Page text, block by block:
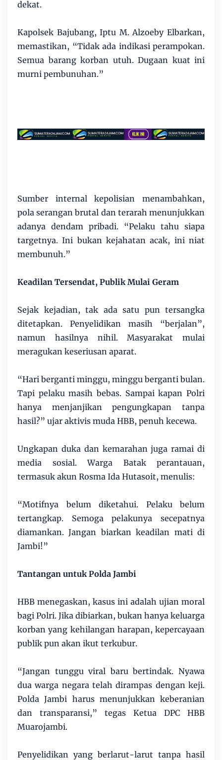
dekat.
Kapolsek Bajubang, Iptu M. Alzoeby Elbarkan,
memastikan, “Tidak ada indikasi perampokan.
Semua barang korban utuh. Dugaan kuat ini
murni pembunuhan.”
Sumber internal kepolisian menambahkan,
pola serangan brutal dan terarah menunjukkan
adanya dendam pribadi. “Pelaku tahu siapa
targetnya. Ini bukan kejahatan acak, ini niat
membunuh.”
Keadilan Tersendat, Publik Mulai Geram
Sejak kejadian, tak ada satu pun tersangka
ditetapkan. Penyelidikan masih “berjalan”,
namun hasilnya nihil. Masyarakat mulai
meragukan keseriusan aparat.
“Hari berganti minggu, minggu berganti bulan.
Tapi pelaku masih bebas. Sampai kapan Polri
hanya menjanjikan pengungkapan tanpa
hasil?” ujar aktivis muda HBB, penuh kecewa.
Ungkapan duka dan kemarahan juga ramai di
media sosial. Warga Batak perantauan,
termasuk akun Rosma Ida Hutasoit, menulis:
“Motifnya belum diketahui. Pelaku belum
tertangkap. Semoga pelakunya secepatnya
diamankan. Jangan biarkan keadilan mati di
Jambi!”
Tantangan untuk Polda Jambi
HBB menegaskan, kasus ini adalah ujian moral
bagi Polri. Jika dibiarkan, bukan hanya keluarga
korban yang kehilangan harapan, kepercayaan
publik pun akan ikut terkubur.
“Jangan tunggu viral baru bertindak. Nyawa
dua warga negara telah dirampas dengan keji.
Polda Jambi harus menunjukkan keberanian
dan transparansi,” tegas Ketua DPC HBB
Muarojambi.
Penyelidikan yang berlarut-larut tanpa hasil